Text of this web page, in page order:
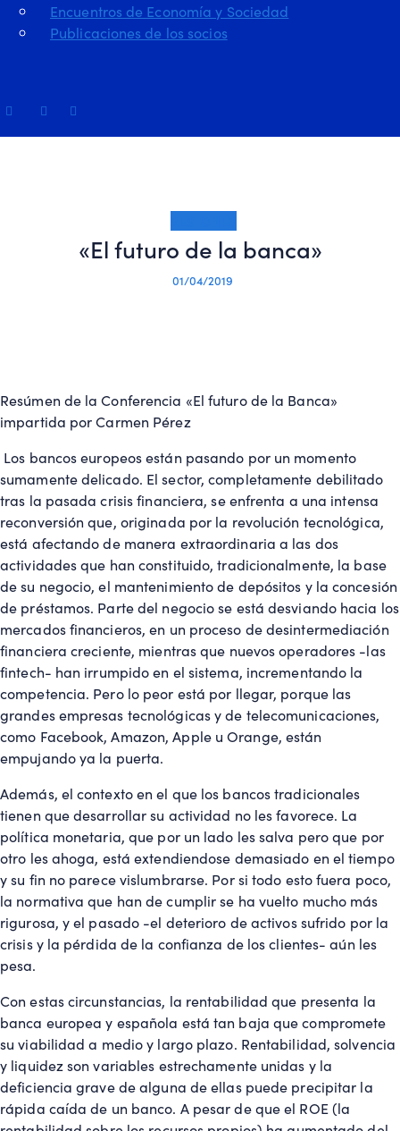
Encuentros de Economía y Sociedad
Publicaciones de los socios
«El futuro de la banca»
01/04/2019
Resúmen de la Conferencia «El futuro de la Banca»
impartida por Carmen Pérez
Los bancos europeos están pasando por un momento
sumamente delicado. El sector, completamente debilitado
tras la pasada crisis financiera, se enfrenta a una intensa
reconversión que, originada por la revolución tecnológica,
está afectando de manera extraordinaria a las dos
actividades que han constituido, tradicionalmente, la base
de su negocio, el mantenimiento de depósitos y la concesión
de préstamos. Parte del negocio se está desviando hacia los
mercados financieros, en un proceso de desintermediación
financiera creciente, mientras que nuevos operadores -las
fintech- han irrumpido en el sistema, incrementando la
competencia. Pero lo peor está por llegar, porque las
grandes empresas tecnológicas y de telecomunicaciones,
como Facebook, Amazon, Apple u Orange, están
empujando ya la puerta.
Además, el contexto en el que los bancos tradicionales
tienen que desarrollar su actividad no les favorece. La
política monetaria, que por un lado les salva pero que por
otro les ahoga, está extendiendose demasiado en el tiempo
y su fin no parece vislumbrarse. Por si todo esto fuera poco,
la normativa que han de cumplir se ha vuelto mucho más
rigurosa, y el pasado -el deterioro de activos sufrido por la
crisis y la pérdida de la confianza de los clientes- aún les
pesa.
Con estas circunstancias, la rentabilidad que presenta la
banca europea y española está tan baja que compromete
su viabilidad a medio y largo plazo. Rentabilidad, solvencia
y liquidez son variables estrechamente unidas y la
deficiencia grave de alguna de ellas puede precipitar la
rápida caída de un banco. A pesar de que el ROE (la